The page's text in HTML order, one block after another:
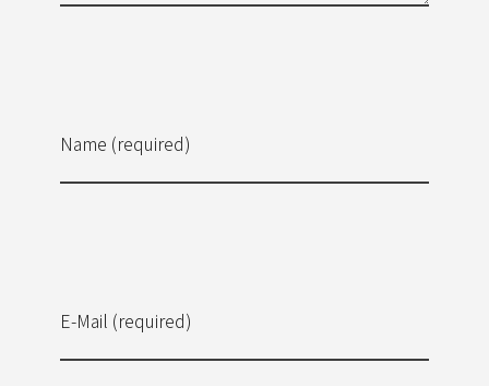
Name (required)
E-Mail (required)